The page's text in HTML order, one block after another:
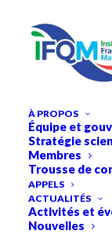
À PROPOS
Équipe et
Stratégie
Membres
Trousse de
APPELS
ACTUALITÉS
Activités et
Nouvelles